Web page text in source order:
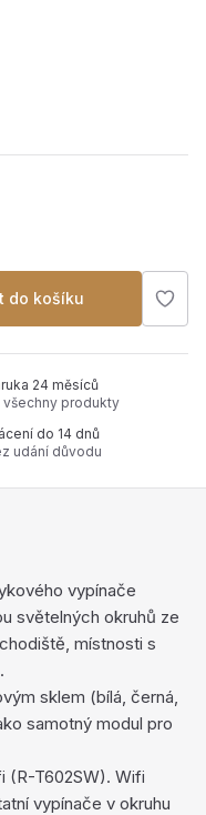
do košíku
24 měsíců
všechny produkty
do 14 dnů
udání důvodu
vypínače
světelných okruhů ze
místnosti s
sklem (bílá, černá,
samotný modul pro
(R-T602SW). Wifi
vypínače v okruhu